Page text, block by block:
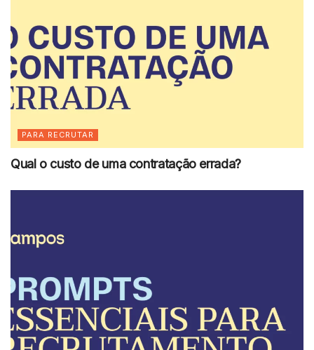
PARA RECRUTAR
Qual o custo de uma contratação errada?